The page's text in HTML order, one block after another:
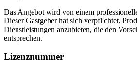
Das Angebot wird von einem
Dieser Gastgeber hat sich verpflichtet,
Dienstleistungen anzubieten, die den
entsprechen.
Lizenznummer